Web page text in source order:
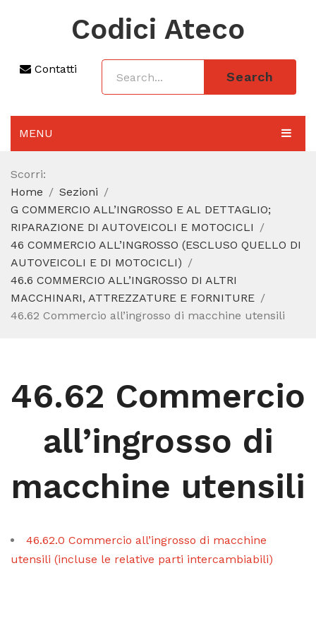
Codici Ateco
Contatti
Search
MENU
AGGIORNAMENTO 2025
SEZIONI
CODICE ATECO A COSA SERVE
CODICE FISCALE
Scorri:
Home
Sezioni
G COMMERCIO ALL’INGROSSO E AL DETTAGLIO;
RIPARAZIONE DI AUTOVEICOLI E MOTOCICLI
46 COMMERCIO ALL’INGROSSO (ESCLUSO QUELLO DI
AUTOVEICOLI E DI MOTOCICLI)
46.6 COMMERCIO ALL’INGROSSO DI ALTRI
MACCHINARI, ATTREZZATURE E FORNITURE
46.62 Commercio all’ingrosso di macchine utensili
46.62 Commercio
all’ingrosso di
macchine utensili
46.62.0 Commercio all’ingrosso di macchine
utensili (incluse le relative parti intercambiabili)